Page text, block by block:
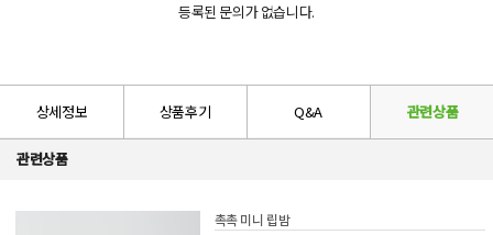
등록된 문의가 없습니다.
상세정보 상품후기 Q&A 관련상품
관련상품
촉촉 미니 립밤